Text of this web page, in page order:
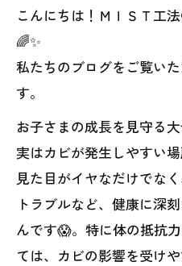
こんにちは！ＭＩＳＴ工
🌈✨
私たちのブログをご覧い
す。
お子さまの成長を見守る
実はカビが発生しやすい
見た目がイヤなだけでな
トラブルなど、健康に深
んです😱。特に体の抵抗
ては、カビの影響を受け